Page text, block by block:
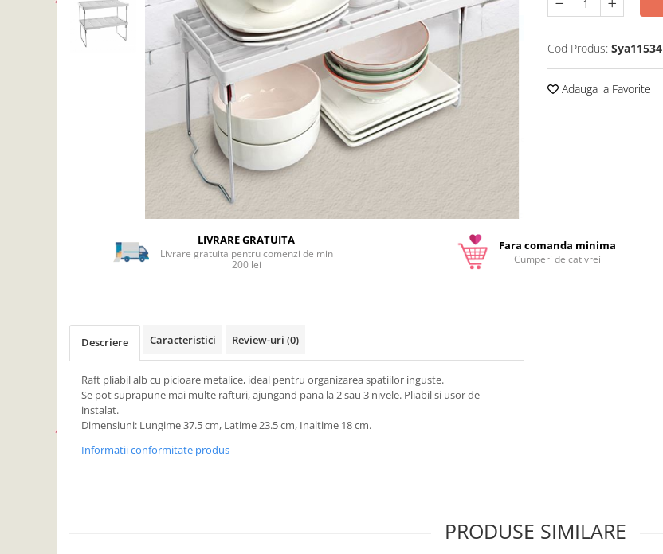
Articole mercerie
Organizare si depozitare
Huse si cutii depozitare
Jucarii animale
Accesorii animale
Siguranta si protectie
Ingrijire copii
Paturici si perne
Cod Produs: Sya11534
Adauga la Favorite
LIVRARE GRATUITA
Livrare gratuita pentru comenzi de min
200 lei
Fara comanda minima
Cumperi de cat vrei
Descriere Caracteristici Review-uri (0)
Raft pliabil alb cu picioare metalice, ideal pentru organizarea spatiilor inguste.
Se pot suprapune mai multe rafturi, ajungand pana la 2 sau 3 nivele. Pliabil si usor de
instalat.
Dimensiuni: Lungime 37.5 cm, Latime 23.5 cm, Inaltime 18 cm.
Informatii conformitate produs
PRODUSE SIMILARE